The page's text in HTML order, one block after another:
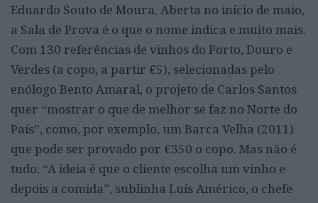
Eduardo Souto de Moura. Aberta no início de maio,
a Sala de Prova é o que o nome indica e muito mais.
Com 130 referências de vinhos do Porto, Douro e
Verdes (a copo, a partir €5), selecionadas pelo
enólogo Bento Amaral, o projeto de Carlos Santos
quer “mostrar o que de melhor se faz no Norte do
País”, como, por exemplo, um Barca Velha (2011)
que pode ser provado por €350 o copo. Mas não é
tudo. “A ideia é que o cliente escolha um vinho e
depois a comida”, sublinha Luís Américo, o chefe